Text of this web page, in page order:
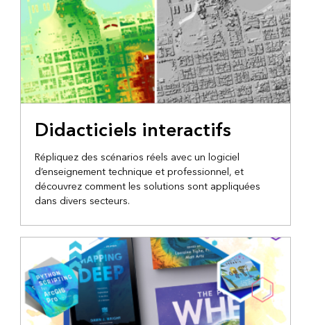
Didacticiels interactifs
Répliquez des scénarios réels avec un logiciel
d’enseignement technique et professionnel, et
découvrez comment les solutions sont appliquées
dans divers secteurs.